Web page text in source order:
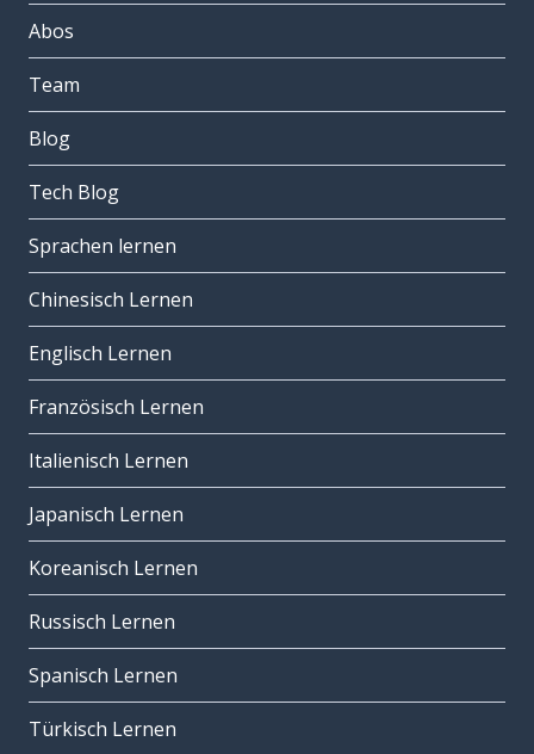
Abos
Team
Blog
Tech Blog
Sprachen lernen
Chinesisch Lernen
Englisch Lernen
Französisch Lernen
Italienisch Lernen
Japanisch Lernen
Koreanisch Lernen
Russisch Lernen
Spanisch Lernen
Türkisch Lernen